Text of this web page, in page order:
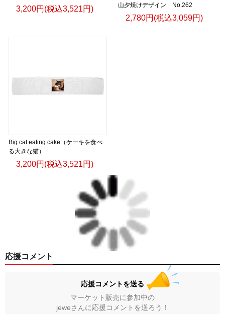
3,200円(税込3,521円)
山夕焼けデザイン No.262
2,780円(税込3,059円)
Big cat eating cake（ケーキを食べ
る大きな猫）
3,200円(税込3,521円)
応援コメント
応援コメントを送る
マーケット販売に参加中の
jeweさんに応援コメントを送ろう！